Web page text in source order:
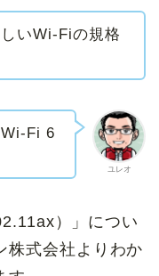
いWi-Fiの規格
ユレオ
Fi 6
）」につい
株式会社よりわか